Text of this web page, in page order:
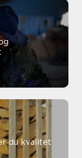
du kvalitet